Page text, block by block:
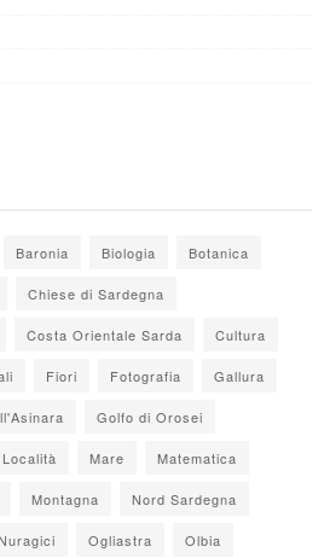
Baronia Biologia Botanica
Chiese di Sardegna
Costa Orientale Sarda Cultura
Fiori Fotografia Gallura
Golfo di Orosei
Località Mare Matematica
Montagna Nord Sardegna
Ogliastra Olbia